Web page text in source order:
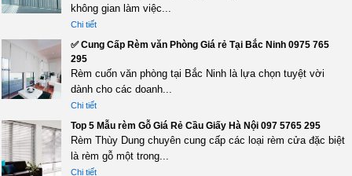
không gian làm việc...
Chi tiết
✅ Cung Cấp Rèm văn Phòng Giá rẻ Tại Bắc Ninh 0975 765
295
Rèm cuốn văn phòng tại Bắc Ninh là lựa chọn tuyệt vời
dành cho các doanh...
Chi tiết
Top 5 Mẫu rèm Gỗ Giá Rẻ Cầu Giấy Hà Nội 097 5765 295
Rèm Thùy Dung chuyên cung cấp các loại rèm cửa đặc biệt
là rèm gỗ một trong...
Chi tiết